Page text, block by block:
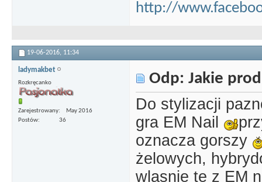
http://
19-06-2016, 11:34
ladymakbet
Rozkręcanko
Zarejestrowany
May 2016
Postów
36
Odp: Jakie
Do stylizacji
gra EM Nail
oznacza gorszy
żelowych,
wlasnie te z EM